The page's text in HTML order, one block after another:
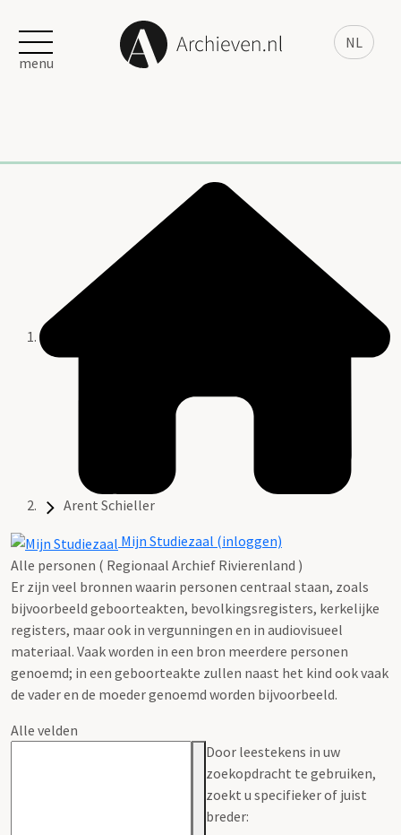
NL
menu
Arent Schieller
Mijn Studiezaal (inloggen)
Alle personen ( Regionaal Archief Rivierenland )
Er zijn veel bronnen waarin personen centraal staan, zoals
bijvoorbeeld geboorteakten, bevolkingsregisters, kerkelijke
registers, maar ook in vergunningen en in audiovisueel
materiaal. Vaak worden in een bron meerdere personen
genoemd; in een geboorteakte zullen naast het kind ook vaak
de vader en de moeder genoemd worden bijvoorbeeld.
Alle velden
Door leestekens in uw
zoekopdracht te gebruiken,
zoekt u specifieker of juist
breder: